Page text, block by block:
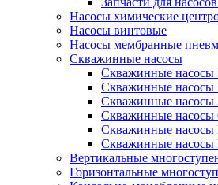
Насосы химические
Насосы винтовые
Насосы мембранные
Скважинные насосы
Скважинные
Скважинные
Скважинные
Скважинные насосы
Скважинные насосы
Скважинные
Вертикальные
Горизонтальные